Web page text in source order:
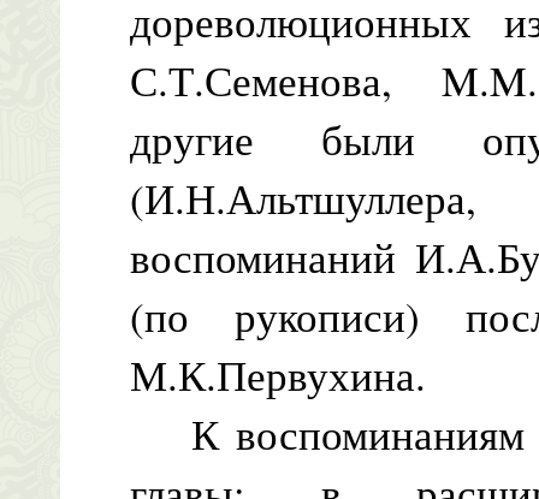
дореволюционных
С.Т.Семенова,
другие были
воспоминаний
(по рукописи)
М.К.Первухина.
К воспоминаниям